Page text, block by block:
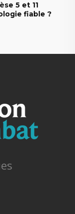
5 et 11
fiable ?